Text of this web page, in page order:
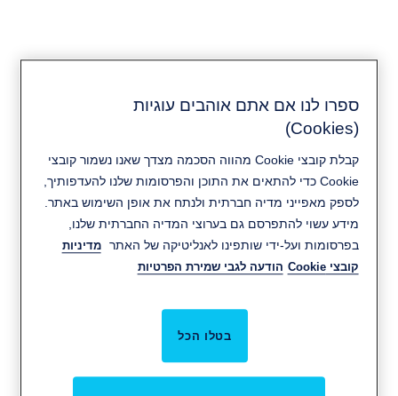
RIXSON
ספרו לנו אם אתם אוהבים עוגיות
(Cookies)
קבלת קובצי Cookie מהווה הסכמה מצדך שאנו נשמור קובצי
Cookie כדי להתאים את התוכן והפרסומות שלנו להעדפותיך,
לספק מאפייני מדיה חברתית ולנתח את אופן השימוש באתר.
מידע עשוי להתפרסם גם בערוצי המדיה החברתית שלנו,
בפרסומות ועל-ידי שותפינו לאנליטיקה של האתר
מדיניות
קובצי Cookie
הודעה לגבי שמירת הפרטיות
בטלו הכל